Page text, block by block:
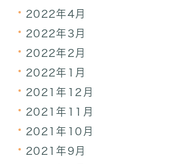
2022年4月
2022年3月
2022年2月
2022年1月
2021年12月
2021年11月
2021年10月
2021年9月